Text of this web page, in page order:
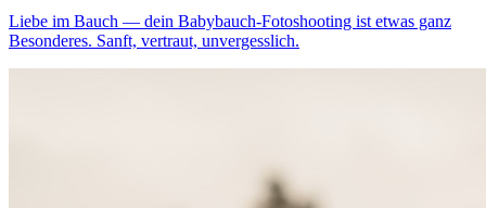
Liebe im Bauch — dein Babybauch-Fotoshooting ist etwas ganz
Besonderes. Sanft, vertraut, unvergesslich.